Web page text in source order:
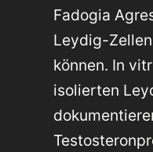
Fadogia
Leydig-
können. In
isolierten